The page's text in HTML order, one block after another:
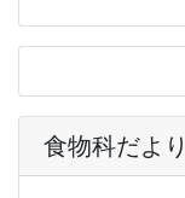
食物科だより